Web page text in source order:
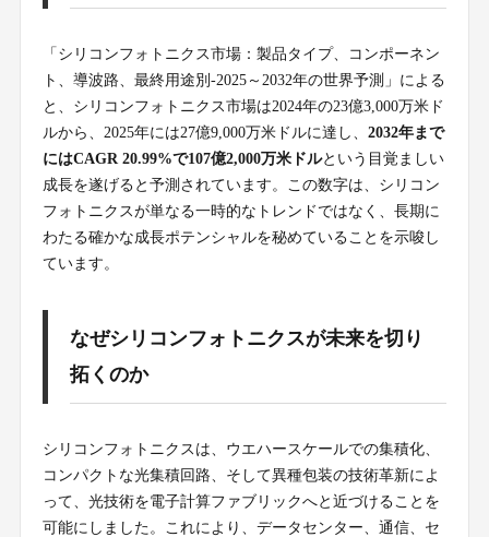
「シリコンフォトニクス市場：製品タイプ、コンポーネン
ト、導波路、最終用途別-2025～2032年の世界予測」による
と、シリコンフォトニクス市場は2024年の23億3,000万米ド
ルから、2025年には27億9,000万米ドルに達し、 2032年まで
にはCAGR 20.99%で107億2,000万米ドルという目覚ましい
成長を遂げると予測されています。この数字は、シリコン
フォトニクスが単なる一時的なトレンドではなく、長期に
わたる確かな成長ポテンシャルを秘めていることを示唆し
ています。
なぜシリコンフォトニクスが未来を切り
拓くのか
シリコンフォトニクスは、ウエハースケールでの集積化、
コンパクトな光集積回路、そして異種包装の技術革新によ
って、光技術を電子計算ファブリックへと近づけることを
可能にしました。これにより、データセンター、通信、セ